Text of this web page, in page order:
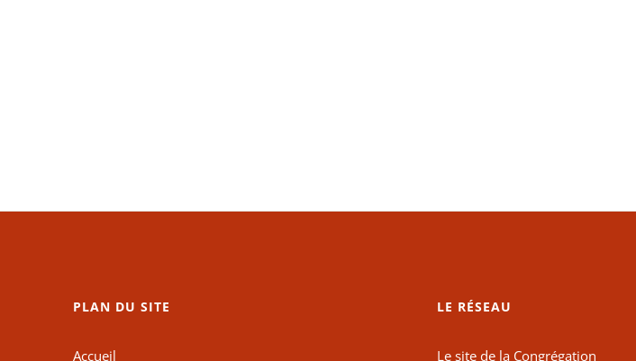
PLAN DU SITE
Accueil
LE RÉSEAU
Le site de la Congrégation